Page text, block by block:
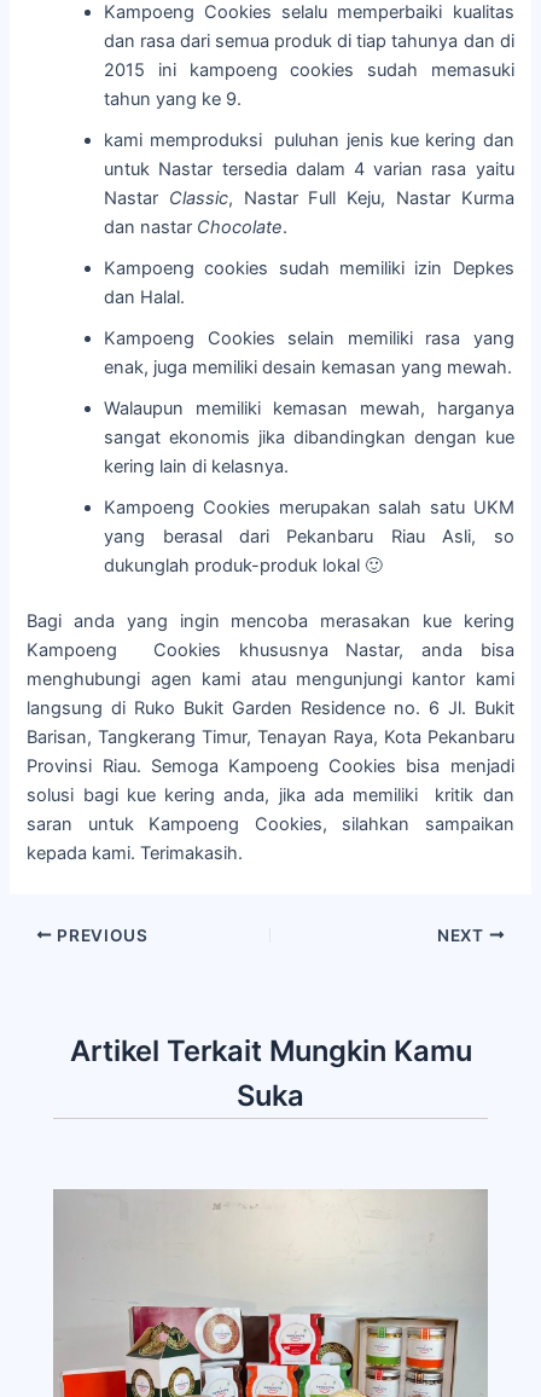
Kampoeng Cookies selalu memperbaiki kualitas
dan rasa dari semua produk di tiap tahunya dan di
2015 ini kampoeng cookies sudah memasuki
tahun yang ke 9.
kami memproduksi puluhan jenis kue kering dan
untuk Nastar tersedia dalam 4 varian rasa yaitu
Nastar Classic, Nastar Full Keju, Nastar Kurma
dan nastar Chocolate.
Kampoeng cookies sudah memiliki izin Depkes
dan Halal.
Kampoeng Cookies selain memiliki rasa yang
enak, juga memiliki desain kemasan yang mewah.
Walaupun memiliki kemasan mewah, harganya
sangat ekonomis jika dibandingkan dengan kue
kering lain di kelasnya.
Kampoeng Cookies merupakan salah satu UKM
yang berasal dari Pekanbaru Riau Asli, so
dukunglah produk-produk lokal 🙂
Bagi anda yang ingin mencoba merasakan kue kering
Kampoeng Cookies khususnya Nastar, anda bisa
menghubungi agen kami atau mengunjungi kantor kami
langsung di Ruko Bukit Garden Residence no. 6 Jl. Bukit
Barisan, Tangkerang Timur, Tenayan Raya, Kota Pekanbaru
Provinsi Riau. Semoga Kampoeng Cookies bisa menjadi
solusi bagi kue kering anda, jika ada memiliki kritik dan
saran untuk Kampoeng Cookies, silahkan sampaikan
kepada kami. Terimakasih.
PREVIOUS NEXT
Artikel Terkait Mungkin Kamu
Suka